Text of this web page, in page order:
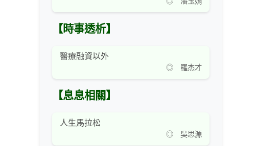
【時事透析】
醫療融資以外
◎ 羅杰才
【息息相關】
人生馬拉松
◎ 吳思源